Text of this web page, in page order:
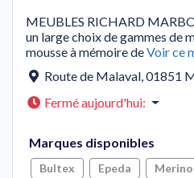
MEUBLES RICHARD
un large choix de gammes de
mousse à mémoire deVoir ce
Route de Malaval,01851
Fermé aujourd'hui:
Marques disponibles
Bultex Epeda